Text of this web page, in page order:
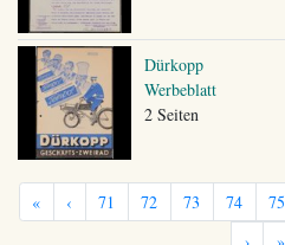
Dürkopp
Werbeblatt
2 Seiten
« ‹ 71 72 73 74 75
›
»